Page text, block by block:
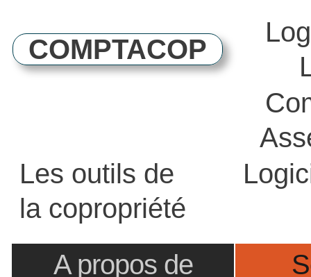
COMPTACOP
Les outils de
la copropriété
A propos de